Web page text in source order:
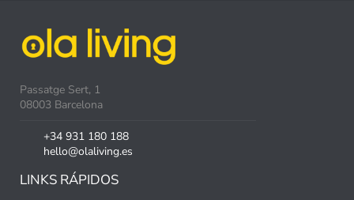
Passatge Sert, 1
08003 Barcelona
+34 931 180 188
hello@olaliving.es
LINKS RÁPIDOS